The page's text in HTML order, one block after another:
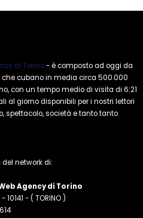
di Torino- è composto ad oggi da
cubano in media circa 500.000
con un tempo medio di visita di 6:21
al giorno disponibili per i nostri lettori
spettacolo, società e tanto tanto
network di:
Agency di Torino
- 10141 - ( TORINO )